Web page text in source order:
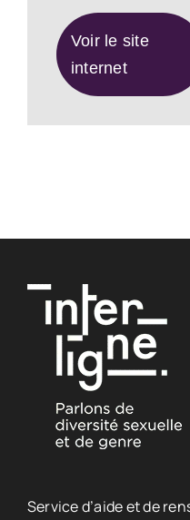
Voir le site
internet
Service d’aide et de